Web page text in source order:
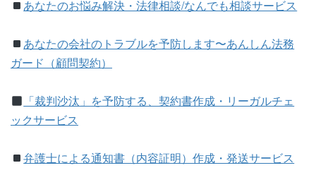
あなたのお悩み解決・法律相談/なんでも相談サービス
あなたの会社のトラブルを予防します〜あんしん法務
ガード（顧問契約）
「裁判沙汰」を予防する、契約書作成・リーガルチェ
ックサービス
弁護士による通知書（内容証明）作成・発送サービス